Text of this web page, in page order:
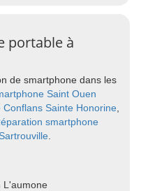
portable à
de smartphone dans les
Saint Ouen
Sainte Honorine
smartphone
L'aumone